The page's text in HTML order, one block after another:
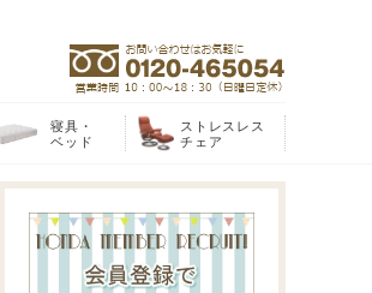
寝具・
ベッド
ストレスレス
チェア